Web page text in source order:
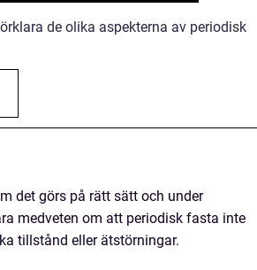
de olika aspekterna av periodisk
det görs på rätt sätt och under
medveten om att periodisk fasta inte
tillstånd eller ätstörningar.